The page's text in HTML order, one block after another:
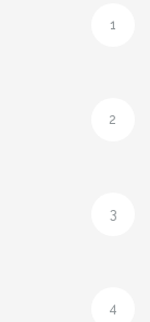
1
2
3
4